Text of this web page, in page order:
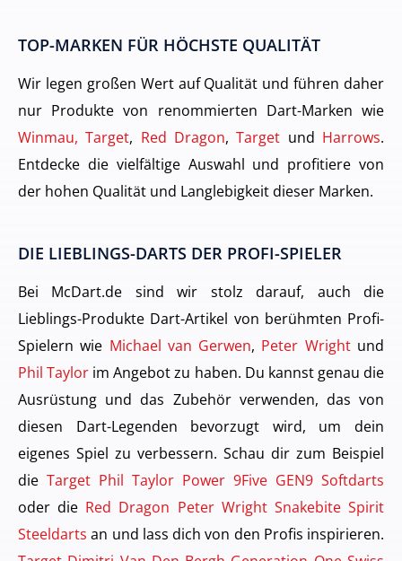
TOP-MARKEN FÜR HÖCHSTE QUALITÄT
Wir legen großen Wert auf Qualität und führen daher
nur Produkte von renommierten Dart-Marken wie
Winmau, Target, Red Dragon,Target und Harrows.
Entdecke die vielfältige Auswahl und profitiere von
der hohen Qualität und Langlebigkeit dieser Marken.
DIE LIEBLINGS-DARTS DER PROFI-SPIELER
Bei McDart.de sind wir stolz darauf, auch die
Lieblings-Produkte Dart-Artikel von berühmten Profi-
Spielern wie Michael van Gerwen, Peter Wrightund
Phil Taylor im Angebot zu haben. Du kannst genau die
Ausrüstung und das Zubehör verwenden, das von
diesen Dart-Legenden bevorzugt wird, um dein
eigenes Spiel zu verbessern. Schau dir zum Beispiel
die Target Phil Taylor Power 9Five GEN9 Softdarts
oder die Red Dragon Peter Wright Snakebite Spirit
Steeldarts an und lass dich von den Profis inspirieren.